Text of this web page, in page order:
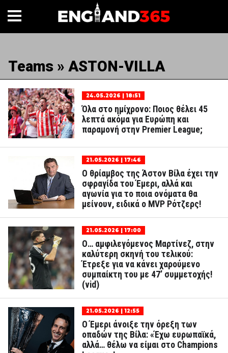
Teams » ASTON-VILLA
24.05.2026 | 18:51
Όλα στο ημίχρονο: Ποιος θέλει 45
λεπτά ακόμα για Ευρώπη και
παραμονή στην Premier League;
21.05.2026 | 17:46
Ο θρίαμβος της Άστον Βίλα έχει την
σφραγίδα του Έμερι, αλλά και
αγωνία για το ποια ονόματα θα
μείνουν, ειδικά ο MVP Ρότζερς!
21.05.2026 | 17:00
Ο… αμφιλεγόμενος Μαρτίνεζ, στην
καλύτερη σκηνή του τελικού:
Έτρεξε για να κάνει χαρούμενο
συμπαίκτη του με 47’ συμμετοχής!
(vid)
21.05.2026 | 12:55
Ο Έμερι άνοιξε την όρεξη των
οπαδών της Βίλα: «Έχω ευρωπαϊκά,
αλλά… θέλω να είμαι στο Champions